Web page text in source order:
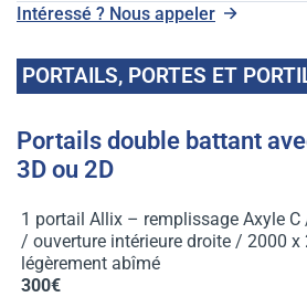
Intéressé ? Nous appeler
PORTAILS, PORTES ET
Portails double battant
3D ou 2D
1 portail Allix – remplissage Axyle
/ ouverture intérieure droite / 2000
légèrement abîmé
300€